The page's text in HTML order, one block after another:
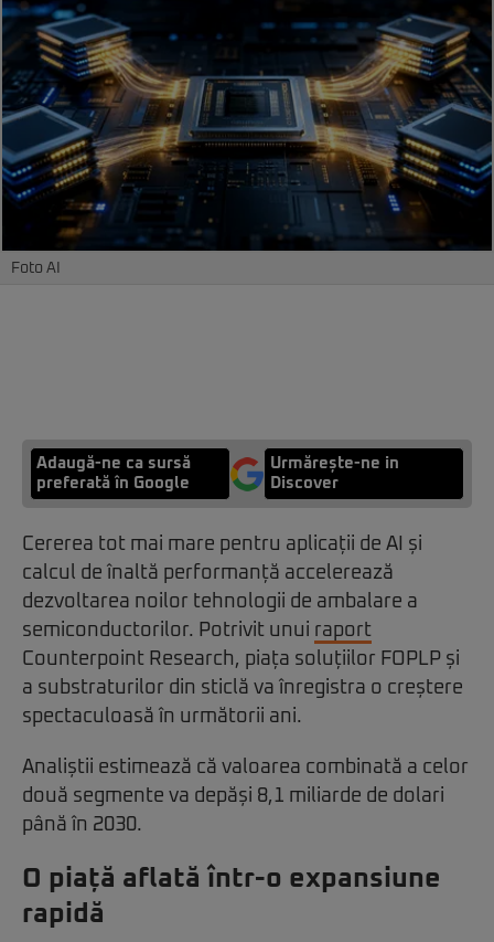
Foto AI
Adaugă-ne ca sursă
preferată în Google
Urmărește-ne in
Discover
Cererea tot mai mare pentru aplicații de AI și
calcul de înaltă performanță accelerează
dezvoltarea noilor tehnologii de ambalare a
semiconductorilor. Potrivit unui raport
Counterpoint Research, piața soluțiilor FOPLP și
a substraturilor din sticlă va înregistra o creștere
spectaculoasă în următorii ani.
Analiștii estimează că valoarea combinată a celor
două segmente va depăși 8,1 miliarde de dolari
până în 2030.
O piață aflată într-o expansiune
rapidă